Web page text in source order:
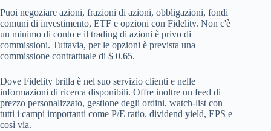
Puoi negoziare azioni, frazioni di azioni, obbligazioni, fondi
comuni di investimento, ETF e opzioni con Fidelity. Non c'è
un minimo di conto e il trading di azioni è privo di
commissioni. Tuttavia, per le opzioni è prevista una
commissione contrattuale di $ 0.65.
Dove Fidelity brilla è nel suo servizio clienti e nelle
informazioni di ricerca disponibili. Offre inoltre un feed di
prezzo personalizzato, gestione degli ordini, watch-list con
tutti i campi importanti come P/E ratio, dividend yield, EPS e
così via.